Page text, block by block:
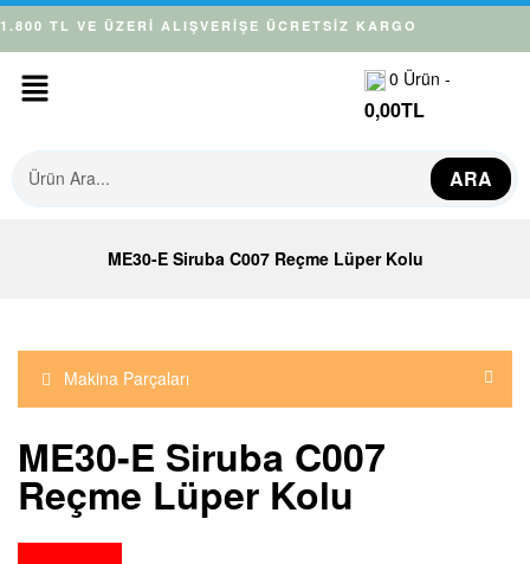
1.800 TL VE ÜZERİ ALIŞVERİŞE ÜCRETSİZ KARGO
0 Ürün -
0,00TL
ARA
ME30-E Siruba C007 Reçme Lüper Kolu
Makina Parçaları
ME30-E Siruba C007
Reçme Lüper Kolu